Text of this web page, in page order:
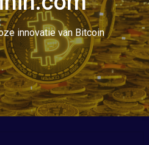
innovatie van Bitcoin